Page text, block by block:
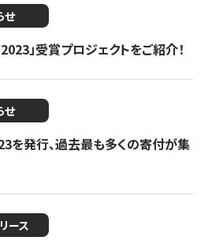
せ
」受賞プロジェクトをご紹介！
せ
を発行、過去最も多くの寄付が集
ース